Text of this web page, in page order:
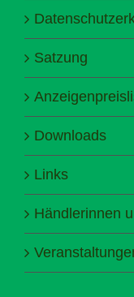
Satzung
Downloads
Links
Händlerinnen